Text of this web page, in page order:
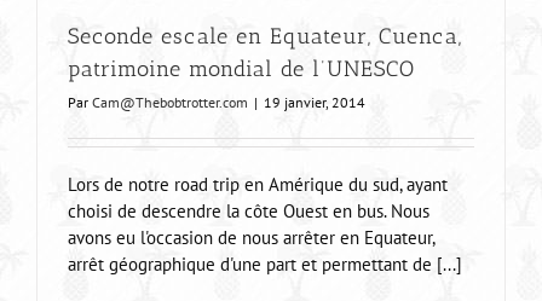
Seconde escale en Equateur, Cuenca,
patrimoine mondial de l’UNESCO
Par Cam@Thebobtrotter.com | 19 janvier, 2014
Lors de notre road trip en Amérique du sud, ayant
choisi de descendre la côte Ouest en bus. Nous
avons eu l'occasion de nous arrêter en Equateur,
arrêt géographique d'une part et permettant de [...]